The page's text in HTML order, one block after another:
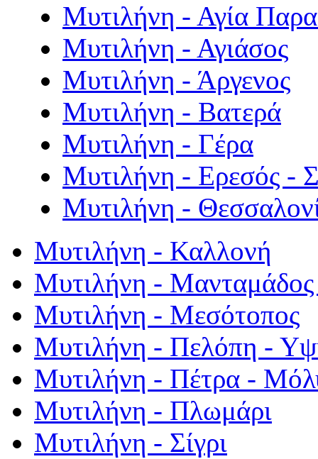
Μυτιλήνη - Αγία
Μυτιλήνη - Αγιάσος
Μυτιλήνη - Άργενος
Μυτιλήνη - Βατερά
Μυτιλήνη - Γέρα
Μυτιλήνη - Ερεσός -
Μυτιλήνη -
Μυτιλήνη - Καλλονή
Μυτιλήνη - Μανταμάδος
Μυτιλήνη - Μεσότοπος
Μυτιλήνη - Πελόπη -
Μυτιλήνη - Πέτρα -
Μυτιλήνη - Πλωμάρι
Μυτιλήνη - Σίγρι